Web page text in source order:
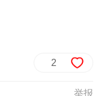
2
举报